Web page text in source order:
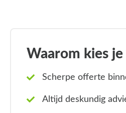
Waarom kies je
Scherpe offerte
Altijd deskundig